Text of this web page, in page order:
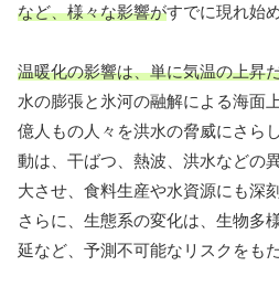
など、様々な影響がすでに現れ始
温暖化の影響は、単に気温の上昇
水の膨張と氷河の融解による海面
億人もの人々を洪水の脅威にさら
動は、干ばつ、熱波、洪水などの
大させ、食料生産や水資源にも深
さらに、生態系の変化は、生物多
延など、予測不可能なリスクをも